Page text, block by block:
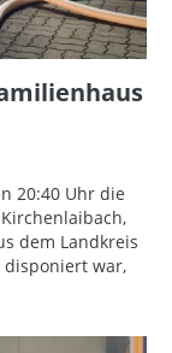
20:40 Uhr die
dem Landkreis
war,